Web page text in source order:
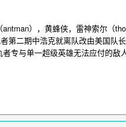
），黄蜂侠，雷神索尔（
第二期中浩克就离队改由美国队
专与单一超级英雄无法应付的敌
个世界观的，其中主角有钢铁侠